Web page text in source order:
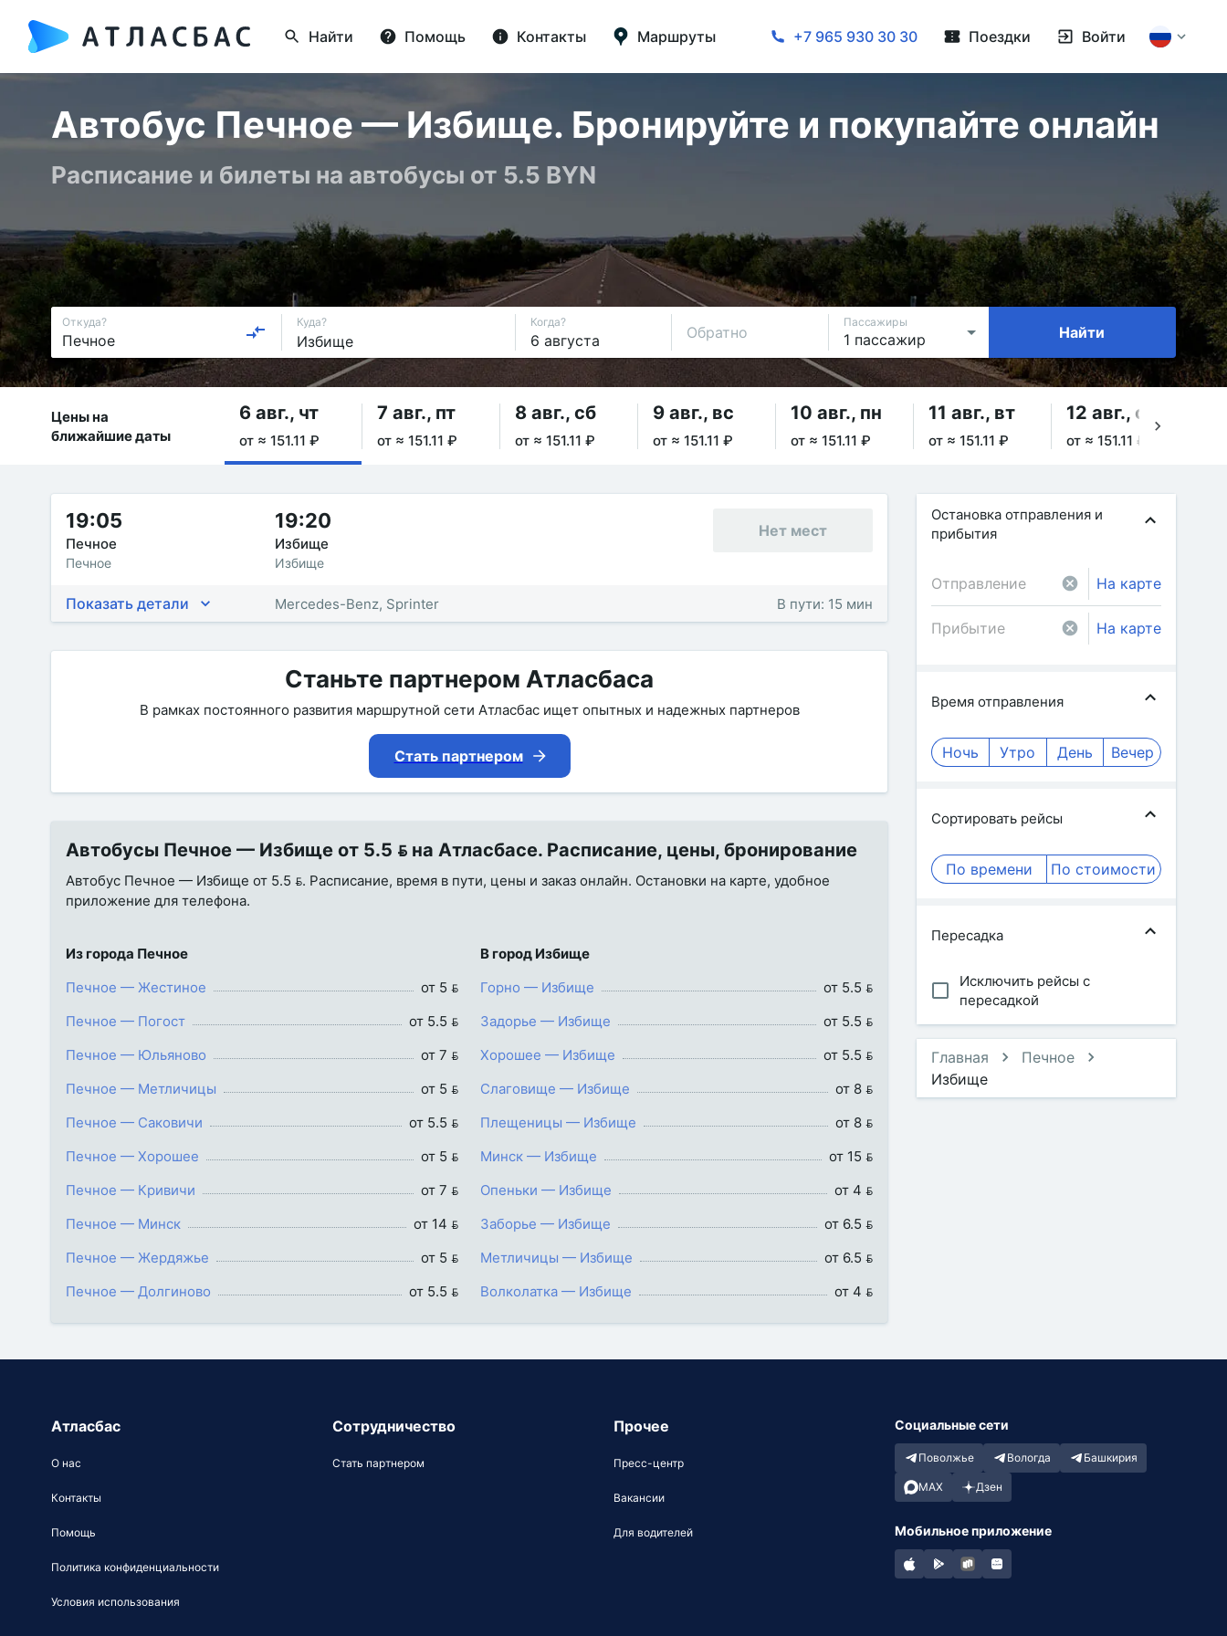
Найти Помощь Контакты Маршруты +7 965 930 30 30 Поездки Войти
Автобус Печное — Избище. Бронируйте и покупайте онлайн
Расписание и билеты на автобусы от 5.5 BYN
Откуда? Куда? Когда?
Обратно
Пассажиры
Найти
Цены на
ближайшие даты
6 авг., чт
от ≈ 151.11 ₽
7 авг., пт
от ≈ 151.11 ₽
8 авг., сб
от ≈ 151.11 ₽
9 авг., вс
от ≈ 151.11 ₽
10 авг., пн
от ≈ 151.11 ₽
11 авг., вт
от ≈ 151.11 ₽
12 авг., ср
от ≈ 151.11 ₽
19:05
Печное
Печное
19:20
Избище
Избище
Нет мест
Показать детали Mercedes-Benz, Sprinter В пути: 15 мин
Станьте партнером Атласбаса
В рамках постоянного развития маршрутной сети Атласбас ищет опытных и надежных партнеров
Стать партнером
Автобусы Печное — Избище от 5.5  на Атласбасе. Расписание, цены, бронирование
Автобус Печное — Избище от 5.5 . Расписание, время в пути, цены и заказ онлайн. Остановки на карте, удобное
приложение для телефона.
Из города Печное
Печное — Жестиное
от 5 
Печное — Погост
от 5.5 
Печное — Юльяново
от 7 
Печное — Метличицы
от 5 
Печное — Саковичи
от 5.5 
Печное — Хорошее
от 5 
Печное — Кривичи
от 7 
Печное — Минск
от 14 
Печное — Жердяжье
от 5 
Печное — Долгиново
от 5.5 
В город Избище
Горно — Избище
от 5.5 
Задорье — Избище
от 5.5 
Хорошее — Избище
от 5.5 
Слаговище — Избище
от 8 
Плещеницы — Избище
от 8 
Минск — Избище
от 15 
Опеньки — Избище
от 4 
Заборье — Избище
от 6.5 
Метличицы — Избище
от 6.5 
Волколатка — Избище
от 4 
Остановка отправления и
прибытия
На карте
На карте
Время отправления
Ночь Утро День Вечер
Сортировать рейсы
По времени По стоимости
Пересадка
Исключить рейсы с
пересадкой
Главная
Печное
Избище
Атласбас
О нас
Контакты
Помощь
Политика конфиденциальности
Условия использования
Сотрудничество
Стать партнером
Прочее
Пресс-центр
Вакансии
Для водителей
Социальные сети
Поволжье Вологда Башкирия
MAX Дзен
Мобильное приложение